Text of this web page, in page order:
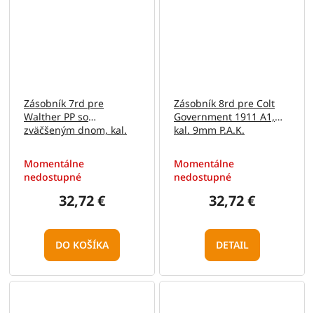
Zásobník 7rd pre
Walther PP so
zväčšeným dnom, kal.
Momentálne
nedostupné
32,72 €
DO KOŠÍKA
Zásobník 8rd pre Colt
Government 1911 A1,
kal. 9mm P.A.K.
Momentálne
nedostupné
32,72 €
DETAIL